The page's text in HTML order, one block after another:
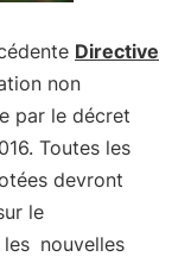
Directive
non
par le décret
Toutes les
devront
le
nouvelles